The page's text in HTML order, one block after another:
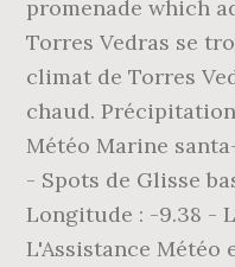
promenade which
Torres Vedras se
climat de Torres
chaud.
Météo Marine
- Spots de Glisse
Longitude : -9.38 -
L'Assistance Météo